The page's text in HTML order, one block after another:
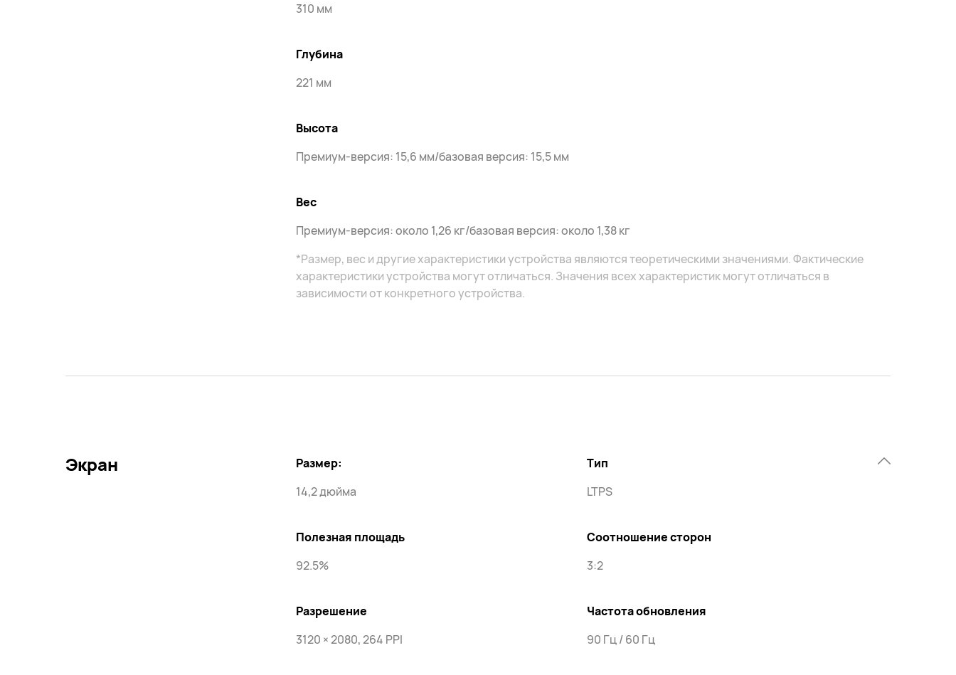
310 мм
Глубина
221 мм
Высота
Премиум-версия: 15,6 мм/базовая версия: 15,5 мм
Вес
Премиум-версия: около 1,26 кг/базовая версия: около 1,38 кг
*Размер, вес и другие характеристики устройства являются теоретическими значениями. Фактические
характеристики устройства могут отличаться. Значения всех характеристик могут отличаться в
зависимости от конкретного устройства.
Экран
Размер:
14,2 дюйма
Тип
LTPS
Полезная площадь
92.5%
Соотношение сторон
3:2
Разрешение
3120 × 2080, 264 PPI
Частота обновления
90 Гц / 60 Гц